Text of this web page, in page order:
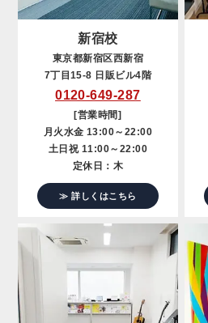
新宿校
東京都新宿区西新宿
7丁目15-8 日販ビル4階
0120-649-287
[営業時間]
月火水金 13:00～22:00
土日祝 11:00～22:00
定休日：木
≫ 詳しくはこちら